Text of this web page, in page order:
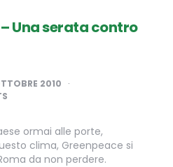
Una serata contro
2010
ormai alle porte,
clima, Greenpeace si
da non perdere.